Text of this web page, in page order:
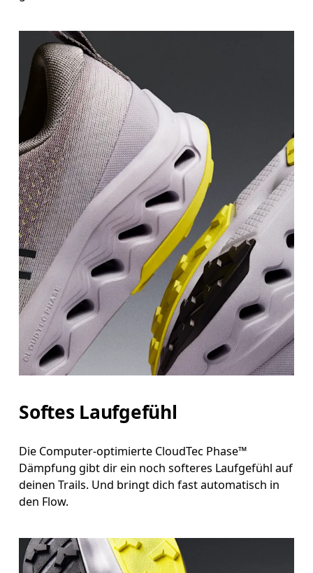
Softes Laufgefühl
Die Computer-optimierte CloudTec Phase™
Dämpfung gibt dir ein noch softeres Laufgefühl auf
deinen Trails. Und bringt dich fast automatisch in
den Flow.